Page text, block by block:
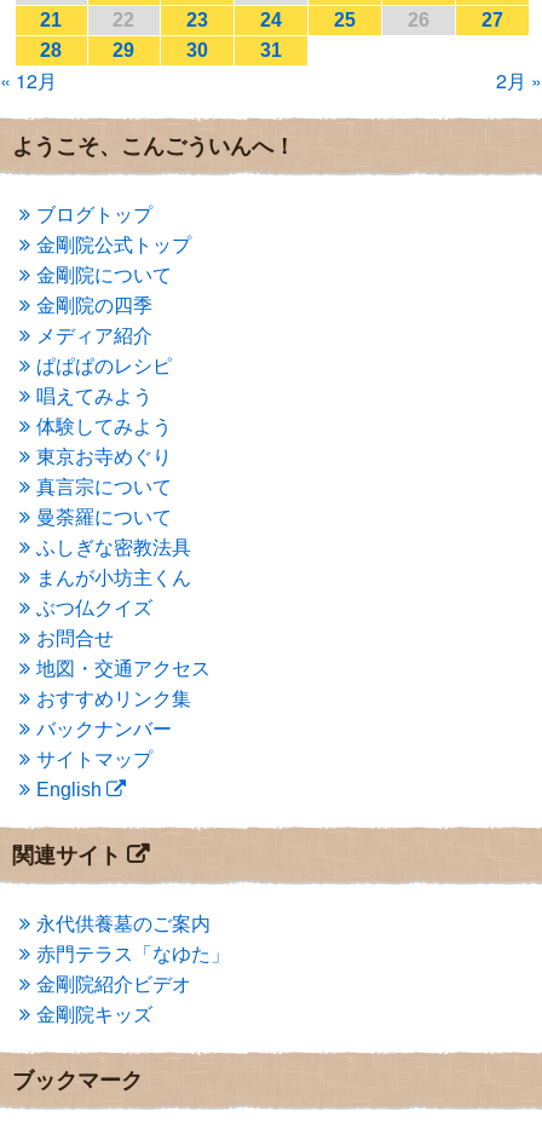
2017年1月(2)
2016年12月(4)
2016年11月(3)
2016年10月
2016年8月
2016年7月
(3)
2016年5月(3)
2016年4月
(4)
2016年3月 (4)
2016年2月 (5)
2016年1月(3)
2015年12月(6)
2015年11月 (4)
2015年10月
(4)
2015年9月(3)
2015年8月(4)
2015年7月(4)
2015年6月(3)
2015年5月(1)
2015年4月(1)
2015年3月 (3)
2015年2月(3)
2015年1月(1)
2014年12月
2014年9月(1)
2014年5月 (1)
2014年4月
2014年1月(1)
2013年11月 (4)
2013年10月
2013年8月
(7)
2013年7月
(7)
2013年5月(13)
2013年4月(1)
2013年3月 (4)
2013年2月(6)
2013年1月(6)
2012年12月(7)
2012年11月(7)
2012年10月
21 22 23 24 25 26
27
28
29 30 31
« 12月 2月 »
ようこそ、こんごういんへ！
ブログトップ
金剛院公式トップ
金剛院について
金剛院の四季
メディア紹介
ぱぱぱのレシピ
唱えてみよう
体験してみよう
東京お寺めぐり
真言宗について
曼荼羅について
ふしぎな密教法具
まんが小坊主くん
ぶつ仏クイズ
お問合せ
地図・交通アクセス
おすすめリンク集
バックナンバー
サイトマップ
English
関連サイト
永代供養墓のご案内
赤門テラス「なゆた」
金剛院紹介ビデオ
金剛院キッズ
ブックマーク